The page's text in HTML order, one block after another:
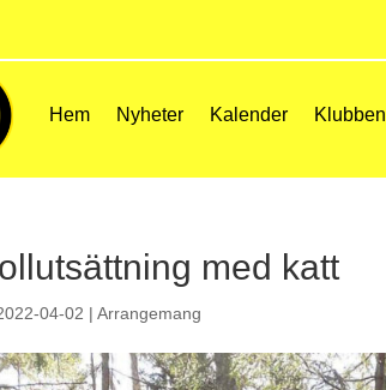
Hem Nyheter Kalender Klubben
med katt
04-02 |Arrangemang